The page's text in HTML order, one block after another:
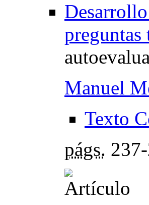
preguntas
Manuel
Texto
págs.